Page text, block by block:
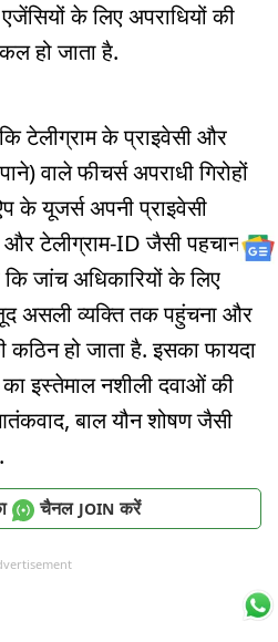
के लिए अपराधियों की
हो जाता है.
टेलीग्राम के प्राइवेसी और
वाले फीचर्स अपराधी गिरोहों
के यूजर्स अपनी प्राइवेसी
टेलीग्राम-ID जैसी पहचान
जांच अधिकारियों के लिए
असली व्यक्ति तक पहुंचना और
हो जाता है. इसका फायदा
इस्तेमाल नशीली दवाओं की
बाल यौन शोषण जैसी
चैनल JOIN करें